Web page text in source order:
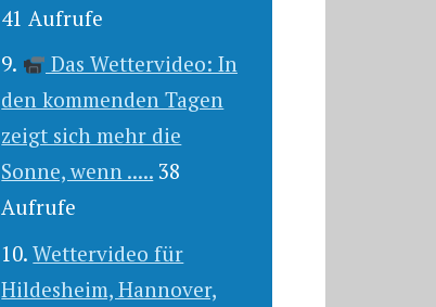
41 Aufrufe
Das Wettervideo: In
den kommenden Tagen
zeigt sich mehr die
Sonne, wenn ..... 38
Aufrufe
Wettervideo für
Hildesheim, Hannover,